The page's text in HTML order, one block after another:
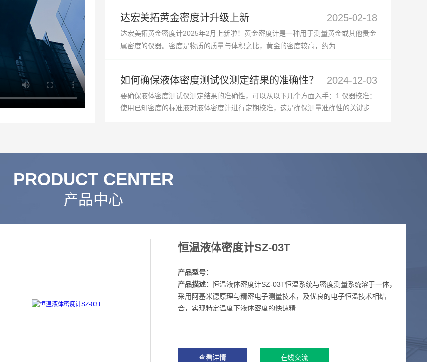
达宏美拓黄金密度计升级上新 2025-02-18
达宏美拓黄金密度计2025年2月上新啦！黄金密度计是一种用于测量黄金或其他贵金
属密度的仪器。密度是物质的质量与体积之比，黄金的密度较高，约为
如何确保液体密度测试仪测定结果的准确性？ 2024-12-03
要确保液体密度测试仪测定结果的准确性，可以从以下几个方面入手：1.仪器校准：
使用已知密度的标准液对液体密度计进行定期校准，这是确保测量准确性的关键步
PRODUCT CENTER
产品中心
恒温液体密度计SZ-03T
产品型号：
产品描述： 恒温液体密度计SZ-03T恒温系统与密度测量系统溶于一体，
采用阿基米德原理与精密电子测量技术，及优良的电子恒温技术相结
合，实现特定温度下液体密度的快速精
查看详情 在线交流